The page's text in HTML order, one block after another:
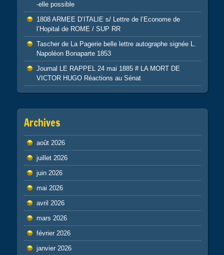
-elle possible
1808 ARMEE D’ITALIE s/ Lettre de l’Econome de
l’Hopital de ROME / SUP RR
Tascher de La Pagerie belle lettre autographe signée L.
Napoléon Bonaparte 1853
Journal LE RAPPEL 24 mai 1885 # LA MORT DE
VICTOR HUGO Réactions au Sénat
Archives
août 2026
juillet 2026
juin 2026
mai 2026
avril 2026
mars 2026
février 2026
janvier 2026